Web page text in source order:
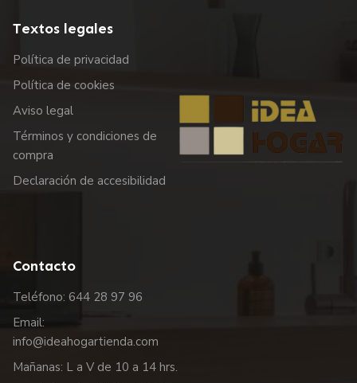
Textos legales
Política de privacidad
Política de cookies
Aviso legal
Términos y condiciones de
compra
Declaración de accesibilidad
Contacto
Teléfono: 644 28 97 96
Email:
info@ideahogartienda.com
Mañanas: L a V de 10 a 14 hrs.